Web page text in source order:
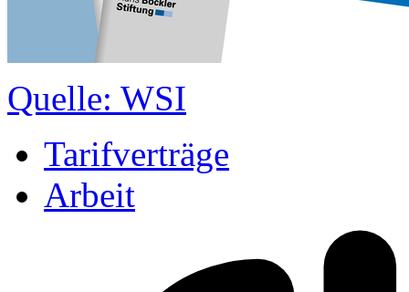
Quelle: WSI
Tarifverträge
Arbeit